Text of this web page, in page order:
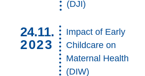
(DJI)
24.11.
2023
Impact of Early
Childcare on
Maternal Health
(DIW)